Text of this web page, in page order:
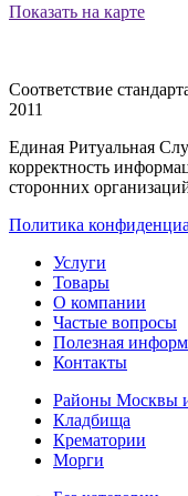
Показать на карте
Соответствие
2011
Единая Ритуальная
корректность
сторонних
Политика
Услуги
Товары
О компании
Частые вопросы
Полезная
Контакты
Районы Москвы
Кладбища
Крематории
Морги